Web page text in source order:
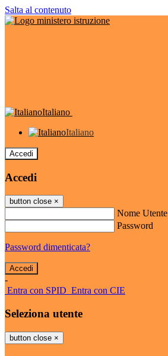
Salta al contenuto
Italiano
Italiano
Accedi
Accedi
button close ×
Nome Utente
Password
Password dimenticata?
-
Entra con SPID Entra con CIE
Seleziona utente
button close ×